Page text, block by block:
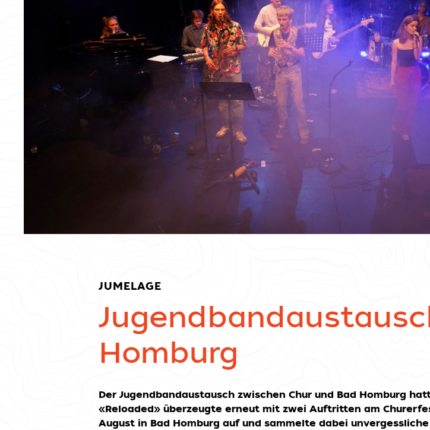
JUMELAGE
Homburg
Der Jugendbandaustausch zwischen Chur und Bad Homburg
«Reloaded» überzeugte erneut mit zwei Auftritten am
August in Bad Homburg auf und sammelte dabei